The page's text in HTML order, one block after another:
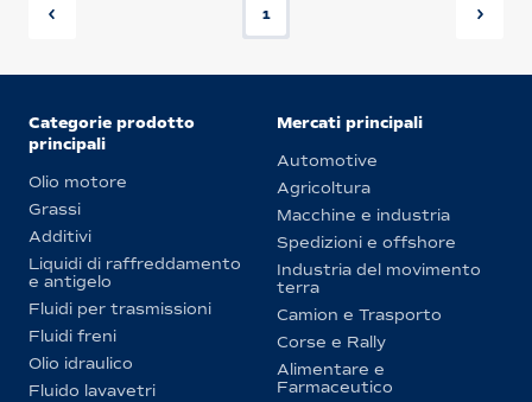
1
Categorie prodotto
principali
Olio motore
Grassi
Additivi
Liquidi di raffreddamento
e antigelo
Fluidi per trasmissioni
Fluidi freni
Olio idraulico
Fluido lavavetri
Mercati principali
Automotive
Agricoltura
Macchine e industria
Spedizioni e offshore
Industria del movimento
terra
Camion e Trasporto
Corse e Rally
Alimentare e
Farmaceutico